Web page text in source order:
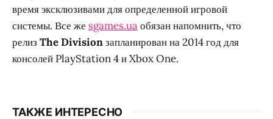
время эксклюзивами для определенной игровой
системы. Все же sgames.uaобязан напомнить, что
релиз The Divisionзапланирован на 2014 год для
консолей PlayStation 4 и Xbox One.
ТАКЖЕ ИНТЕРЕСНО